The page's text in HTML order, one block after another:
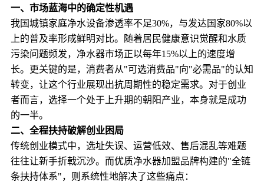
一、市场蓝海中的确定性机遇
我国城镇家庭净水设备渗透率不足30%，与发达国家80%以
上的普及率形成鲜明对比。随着居民健康意识觉醒和水质
污染问题频发，净水器市场正以每年15%以上的速度增
长。更关键的是，消费者从"可选消费品"向"必需品"的认知
转变，让这个行业展现出抗周期性的稳定需求。对于创业
者而言，选择一个处于上升期的朝阳产业，本身就是成功
的一半。
二、全程扶持破解创业困局
传统创业模式中，选址失误、运营低效、售后混乱等难题
往往让新手折戟沉沙。而优质净水器加盟品牌构建的"全链
条扶持体系"，则系统性地解决了这些痛点：